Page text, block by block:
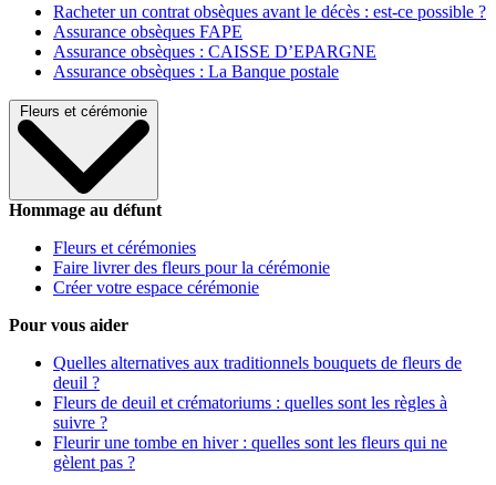
Racheter un contrat obsèques avant le décès : est-ce possible ?
Assurance obsèques FAPE
Assurance obsèques : CAISSE D’EPARGNE
Assurance obsèques : La Banque postale
Fleurs et cérémonie
Hommage au défunt
Fleurs et cérémonies
Faire livrer des fleurs pour la cérémonie
Créer votre espace cérémonie
Pour vous aider
Quelles alternatives aux traditionnels bouquets de fleurs de
deuil ?
Fleurs de deuil et crématoriums : quelles sont les règles à
suivre ?
Fleurir une tombe en hiver : quelles sont les fleurs qui ne
gèlent pas ?